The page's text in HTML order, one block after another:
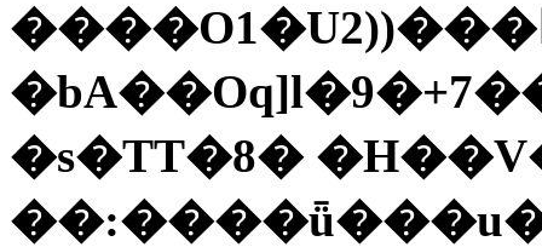
����O1�U2))���ߊe������;G�J�q��5ܢ��0w�����O��[xr�
�s�TT�8�